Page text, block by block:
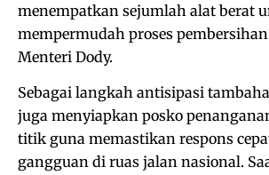
menempatkan sejumlah alat berat
mempermudah proses
Menteri Dody.
Sebagai langkah antisipasi
juga menyiapkan posko
titik guna memastikan respons
gangguan di ruas jalan nasional.